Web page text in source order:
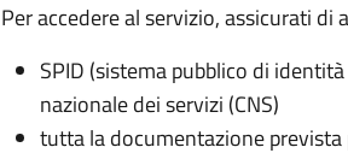
Per accedere al servizio, assicurati di
SPID (sistema pubblico di
nazionale dei servizi (CNS)
tutta la documentazione prevista